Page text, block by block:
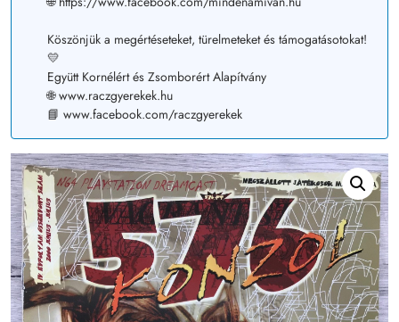
Köszönjük a megértéseteket, türelmeteket és támogatásotokat!
💛
Együtt Kornélért és Zsomborért Alapítvány
🌐 www.raczgyerekek.hu
📘 www.facebook.com/raczgyerekek